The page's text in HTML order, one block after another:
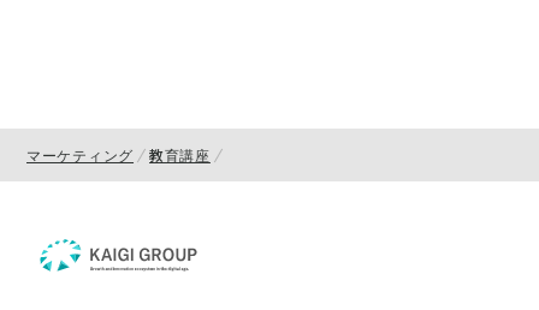
マーケティング 教育講座